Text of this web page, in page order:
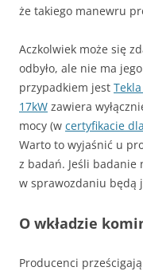
że takiego manewru
Aczkolwiek może się
odbyło, ale nie ma
przypadkiem jest
17kW zawiera
mocy (w certyfikacie
Warto to wyjaśnić u
z badań. Jeśli badanie
w sprawozdaniu będą
O wkładzie
Producenci